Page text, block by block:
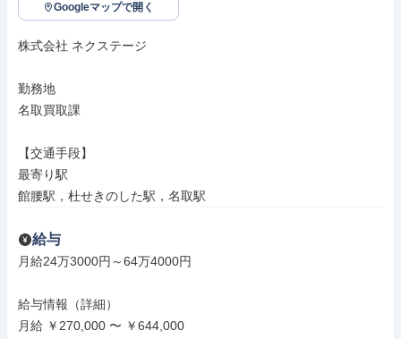
Googleマップで開く
株式会社 ネクステージ
勤務地
名取買取課
【交通手段】
最寄り駅
館腰駅，杜せきのした駅，名取駅
給与
月給24万3000円～64万4000円
給与情報（詳細）
月給 ￥270,000 〜 ￥644,000